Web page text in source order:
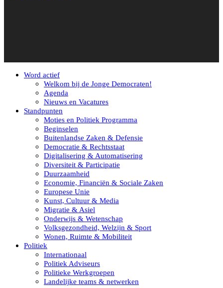
Word actief
Welkom bij de Jonge Democraten!
Agenda
Nieuws en Vacatures
Standpunten
Moties en Politiek Programma
Beginselen
Buitenlandse Zaken & Defensie
Democratie & Rechtsstaat
Digitalisering & Automatisering
Diversiteit & Participatie
Duurzaamheid
Economie, Financiën & Sociale Zaken
Europese Unie
Kunst, Cultuur & Media
Migratie & Asiel
Onderwijs & Wetenschap
Volksgezondheid, Welzijn & Sport
Wonen, Ruimte & Mobiliteit
Politiek
Internationaal
Politiek Adviseurs
Politieke Werkgroepen
Landelijke teams & netwerken